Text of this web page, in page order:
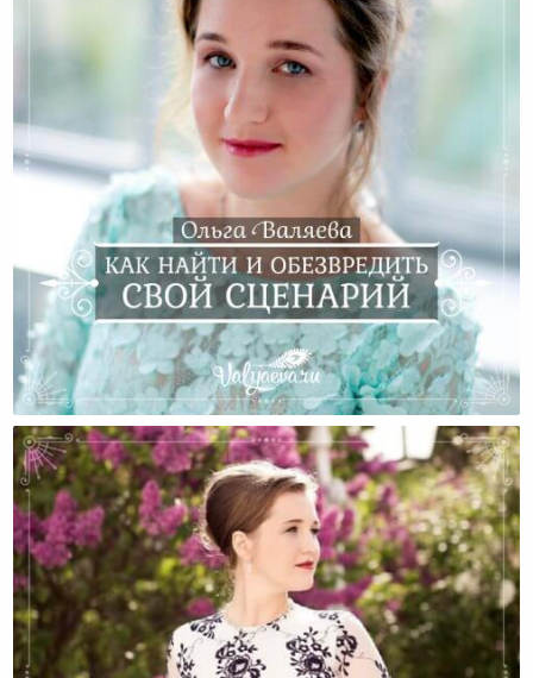
Как Найти И Обезвредить Свой Сценарий